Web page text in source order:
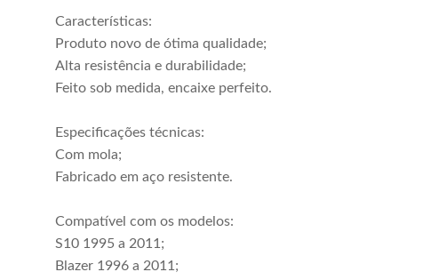
Características:
Produto novo de ótima qualidade;
Alta resistência e durabilidade;
Feito sob medida, encaixe perfeito.
Especificações técnicas:
Com mola;
Fabricado em aço resistente.
Compatível com os modelos:
S10 1995 a 2011;
Blazer 1996 a 2011;